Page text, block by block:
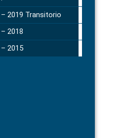
– 2019 Transitorio
– 2018
– 2015